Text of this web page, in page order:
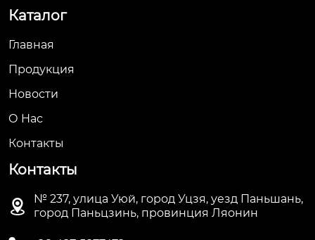
Каталог
Главная
Продукция
Новости
О Hас
Контакты
Контакты

№ 237, улица Уюй, город Уцзя, уезд Паньшань,
город Паньцзинь, провинция Ляонин